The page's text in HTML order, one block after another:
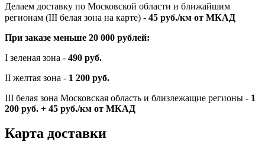
Делаем доставку по Московской области и ближайшим
регионам (III белая зона на карте) - 45 руб./км от МКАД
При заказе меньше 20 000 рублей:
I зеленая зона - 490 руб.
II желтая зона - 1 200 руб.
III белая зона Московская область и близлежащие регионы - 1
200 руб. + 45 руб./км от МКАД
Карта доставки